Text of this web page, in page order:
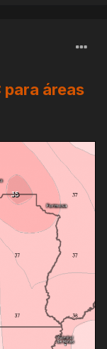
para áreas